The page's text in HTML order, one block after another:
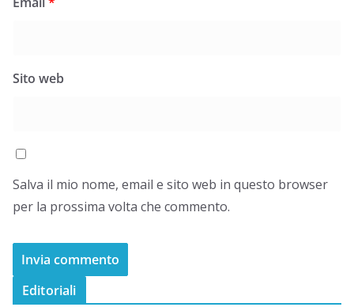
Sito web
Salva il mio nome, email e sito web in questo browser
per la prossima volta che commento.
Editoriali